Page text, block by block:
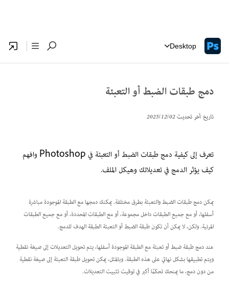
Desktop
دمج طبقات الضبط أو التعبئة
تاريخ آخر تحديث02‏/12‏/2025
تعرف إلى كيفية دمج طبقات الضبط أو التعبئة في Photoshop وافهم
كيف يؤثر الدمج في تعديلاتك وهيكل الملف.
يمكن دمج طبقات الضبط والتعبئة بطرق مختلفة. يمكنك دمجها مع الطبقة الموجودة مباشرة
أسفلها، أو مع جميع الطبقات داخل مجموعة، أو مع الطبقات المحددة، أو مع جميع الطبقات
المرئية. ولكن، لا يمكن أن تكون طبقة الضبط أو التعبئة الطبقة الهدف للدمج.
عند دمج طبقة ضبط أو تعبئة مع الطبقة الموجودة أسفلها، يتم تحويل التعديلات إلى صيغة نقطية
ويتم تطبيقها بشكل نهائي على هذه الطبقة. وبالمثل، يمكن تحويل طبقة التعبئة إلى صيغة نقطية
من دون دمج، ما يمنحك تحكمًا أكبر في توقيت تثبيت التعديلات.